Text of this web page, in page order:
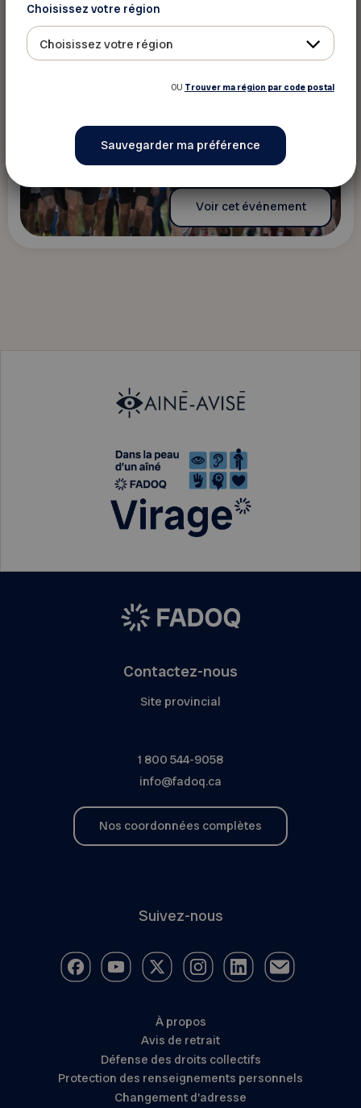
Voir cet événement
Contactez-nous
Site provincial
1 800 544-9058
info@fadoq.ca
Nos coordonnées complètes
Suivez-nous
À propos
Avis de retrait
Défense des droits collectifs
Protection des renseignements personnels
Changement d’adresse
Choisissez votre région
Choisissez votre région
OU Trouver ma région par code postal